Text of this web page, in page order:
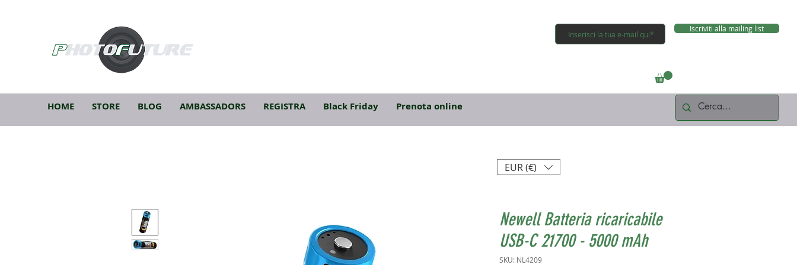
HOME STORE BLOG AMBASSADORS REGISTRA Black Friday Prenota online
Iscriviti alla mailing list
Newell Batteria ricaricabile
USB-C 21700 - 5000 mAh
SKU: NL4209
EUR (€)